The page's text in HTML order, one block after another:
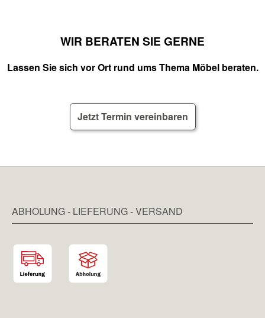
WIR BERATEN SIE GERNE
Lassen Sie sich vor Ort rund ums Thema Möbel beraten.
Jetzt Termin vereinbaren
ABHOLUNG - LIEFERUNG - VERSAND